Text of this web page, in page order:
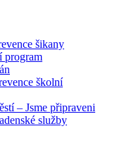
šikany
program
školní
– Jsme připraveni
služby